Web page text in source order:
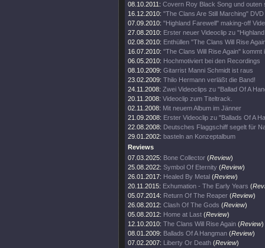
08.10.2011: Covern Roy Black Song und outen
16.12.2010: "The Clans Are Still Marching"
07.09.2010: "Highland Farewell" making-off
27.08.2010: Erster neuer Videoclip zu
02.08.2010: Enthüllen "The Clans Will Rise
16.07.2010: "The Clans Will Rise Again" kommt
06.05.2010: Hochmotiviert bei den Recordings
08.10.2009: Gitarrist Manni Schmidt ist raus
23.02.2009: Thilo Hermann verläßt die Band!
24.11.2008: Zwei Videoclips zu "Ballad Of A
20.11.2008: Videoclip zum Titeltrack.
02.11.2008: Mit neuem Album im Jänner
21.09.2008: Erster Videoclip zu "Ballads Of A
22.08.2008: Deutsches Flaggschiff segelt für
29.01.2002: basteln an Konzeptalbum
Reviews
07.03.2025: Bone Collector (Review)
25.08.2022: Symbol Of Eternity (Review)
26.01.2017: Healed By Metal (Review)
20.11.2015: Exhumation - The Early Years (
05.07.2014: Return Of The Reaper (Review)
26.08.2012: Clash Of The Gods (Review)
05.08.2012: Home at Last (Review)
12.10.2010: The Clans Will Rise Again (Review)
08.01.2009: Ballads Of A Hangman (Review)
07.02.2007: Liberty Or Death (Review)